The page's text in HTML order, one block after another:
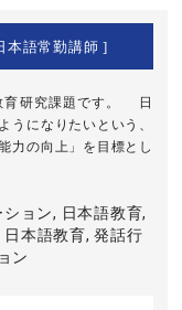
本語常勤講師 ]
育研究課題です。 日
うになりたいという、
力の向上」を目標とし
ョン, 日本語教育,
本語教育, 発話行
ン